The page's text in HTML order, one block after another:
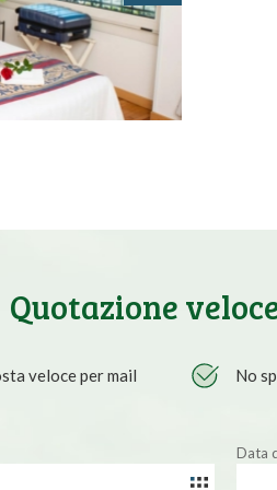
Quotazione
veloce per mail No
Data